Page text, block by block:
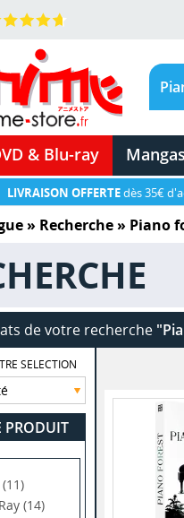
& Blu-ray Mangas
LIVRAISON OFFERTEdès 35€
» Recherche » Piano
de votre recherche
SELECTION
PRODUIT
(11)
(14)